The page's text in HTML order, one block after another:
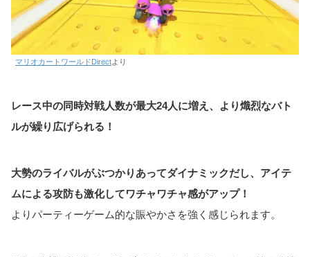
マリオカートワールドDirectより
レース中の同時対戦人数が最大24人に増え、より熾烈なバト
ルが繰り広げられる！
大勢のライバルがぶつかりあってダイナミックだし、アイテ
ムによる攻防も激化してワチャワチャ感がアップ！
よりパーティーゲーム的な賑やかさを強く感じられます。